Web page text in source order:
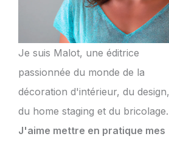
Je suis Malot, une éditrice
passionnée du monde de la
décoration d'intérieur, du design,
du home staging et du bricolage.
J'aime mettre en pratique mes